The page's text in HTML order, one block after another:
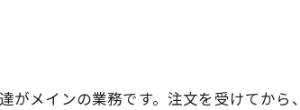
メインの業務です。注文を受けてから